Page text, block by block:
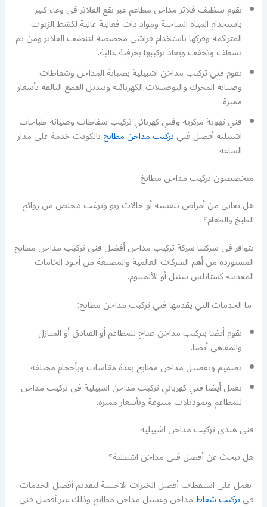
نقوم بتنظيف فلاتر مداخن مطاعم عبر نقع الفلاتر في وعاء كبير
باستخدام المياه الساخنة ومواد ذات فعالية عالية لكشط الزيوت
المتراكمة وفركها باستخدام فراشي مخصصة لتنظيف الفلاتر ومن ثم
تشطف وتجفف ويعاد تركيبها بحرفية عالية.
يقوم فني تركيب مداخن اشبيلية بصيانة المداخن وشفاطات
وصيانة المحرك والتوصيلات الكهربائية وتبديل القطع التالفة بأسعار
مميزة.
فني تهوية مركزية وفني كهربائي تركيب شفاطات وصيانة طباخات
اشبيلية أفضل فنيتركيب مداخن مطابخبالكويت خدمة على مدار
الساعة
متخصصون تركيب مداخن مطابخ
هل تعاني من أمراض تنفسية أو حالات ربو وترغب بتخلص من روائح
الطبخ والطعام؟
يتوافر في شركتنا شركة تركيب مداخن أفضل فني تركيب مداخن مطابخ
المستوردة من أهم الشركات العالمية والمصنعة من أجود الخامات
المعدنية كستانلس ستيل أو الألمنيوم.
ما الخدمات التي يقدمها فني تركيب مداخن مطابخ:
نقوم أيضا بتركيب مداخن صاج للمطاعم أو الفنادق أو المنازل
والمقاهي أيضا.
تصميم وتفصيل مداخن مطابخ بعدة مقاسات وبأحجام مختلفة
يعمل أيضا فني كهربائي تركيب مداخن اشبيلية في تركيب مداخن
للمطاعم وبموديلات متنوعة وبأسعار مميزة.
فني هندي تركيب مداخن اشبيلية
هل تبحث عن أفضل فني مداخن اشبيلية؟
نعمل على استقطاب أفضل الخبرات الاجنبية لتقديم أفضل الخدمات
فيتركيب شفاطمداخن وغسيل مداخن مطابخ وذلك عبر أفضل فني